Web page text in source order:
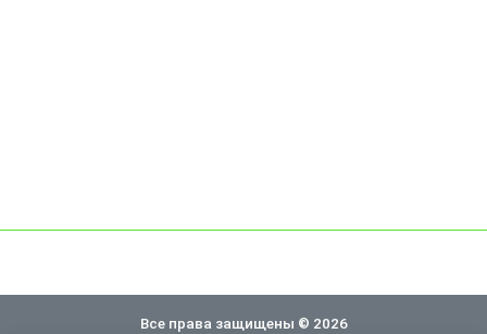
Все права защищены © 2026